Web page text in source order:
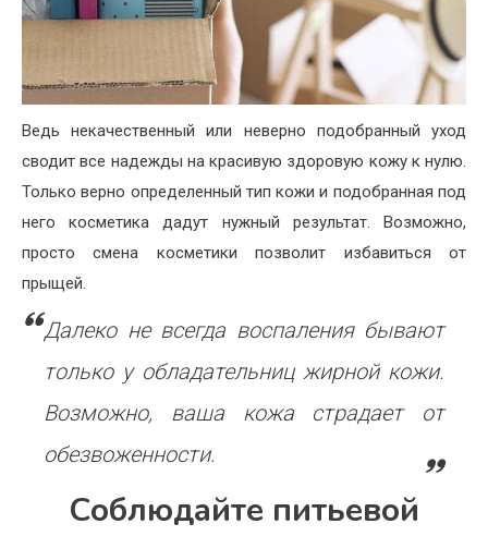
Ведь некачественный или неверно подобранный уход
сводит все надежды на красивую здоровую кожу к нулю.
Только верно определенный тип кожи и подобранная под
него косметика дадут нужный результат. Возможно,
просто смена косметики позволит избавиться от
прыщей.
Далеко не всегда воспаления бывают
только у обладательниц жирной кожи.
Возможно, ваша кожа страдает от
обезвоженности.
Соблюдайте питьевой